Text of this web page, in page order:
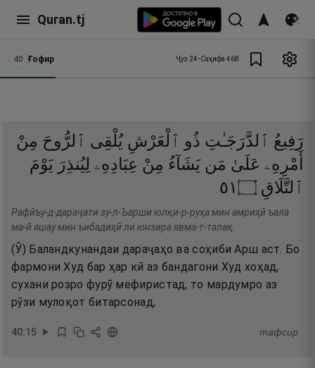
Quran.tj
40 Ғофир Ҷуз 24•Саҳифа 468
رَفِيعُ ٱلدَّرَجَـٰتِ ذُو ٱلْعَرْشِ يُلْقِى ٱلرُّوحَ مِنْ
أَمْرِهِۦ عَلَىٰ مَن يَشَآءُ مِنْ عِبَادِهِۦ لِيُنذِرَ يَوْمَ
ٱلتَّلَاقِ ۝١٥
Рафӣъу-д-дараҷати зу-л-Ъарши юлқи-р-руҳа мин амриҳӣ ъала
ма-й яшау мин ъибадиҳӣ ли юнзира явма-т-талақ.
(Ӯ) Баландкунандаи дараҷаҳо ва соҳиби Арш аст. Бо
фармони Худ бар ҳар кӣ аз бандагони Худ хоҳад,
сухани розро фурӯ мефиристад, то мардумро аз
рӯзи мулоқот битарсонад,
40:15 тафсир